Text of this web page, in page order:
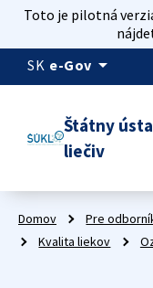
Toto je pilotná
SK e-Gov arrow_drop_down
Štátny
liečiv
Domov Pre
Kvalita liekov